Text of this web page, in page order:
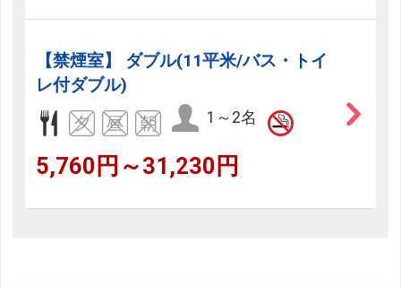
【禁煙室】 ダブル(11平米/バス・トイ
レ付ダブル)
1～2名
5,760円～31,230円